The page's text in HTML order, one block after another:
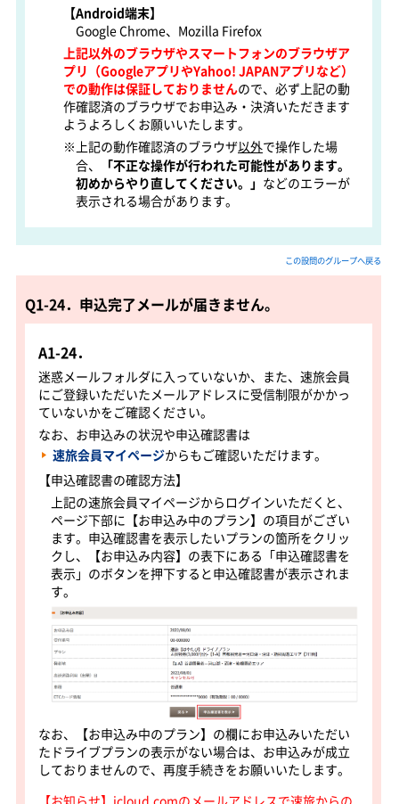
【Android端末】
Google Chrome、Mozilla Firefox
上記以外のブラウザやスマートフォンのブラウザア
プリ（GoogleアプリやYahoo! JAPANアプリなど）
での動作は保証しておりませんので、必ず上記の動
作確認済のブラウザでお申込み・決済いただきます
ようよろしくお願いいたします。
※上記の動作確認済のブラウザ以外で操作した場
合、
「不正な操作が行われた可能性があります。
初めからやり直してください。」 などのエラーが
表示される場合があります。
この設問のグループへ戻る
Q1-24．申込完了メールが届きません。
A1-24．
迷惑メールフォルダに入っていないか、また、速旅会員
にご登録いただいたメールアドレスに受信制限がかかっ
ていないかをご確認ください。
なお、お申込みの状況や申込確認書は
速旅会員マイページからもご確認いただけます。
【申込確認書の確認方法】
上記の速旅会員マイページからログインいただくと、
ページ下部に【お申込み中のプラン】の項目がござい
ます。申込確認書を表示したいプランの箇所をクリッ
クし、【お申込み内容】の表下にある「申込確認書を
表示」のボタンを押下すると申込確認書が表示されま
す。
なお、【お申込み中のプラン】の欄にお申込みいただい
たドライブプランの表示がない場合は、お申込みが成立
しておりませんので、再度手続きをお願いいたします。
【お知らせ】icloud.comのメールアドレスで速旅からの